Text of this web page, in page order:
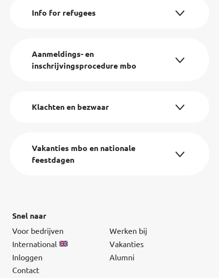
Info for refugees
Aanmeldings- en
inschrijvingsprocedure mbo
Klachten en bezwaar
Vakanties mbo en nationale
feestdagen
Snel naar
Voor bedrijven
Werken bij
International
Vakanties
Inloggen
Alumni
Contact